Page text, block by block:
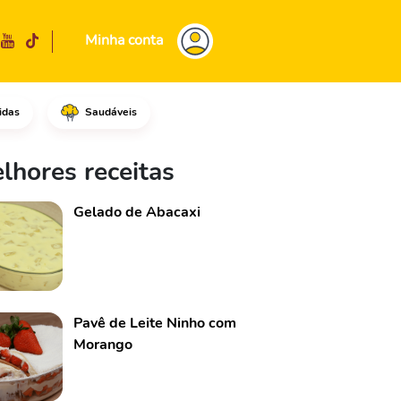
Minha conta
Saudáveis
e bem muita
receitas
Gelado de Abacaxi
Pavê de Leite Ninho com
Morango